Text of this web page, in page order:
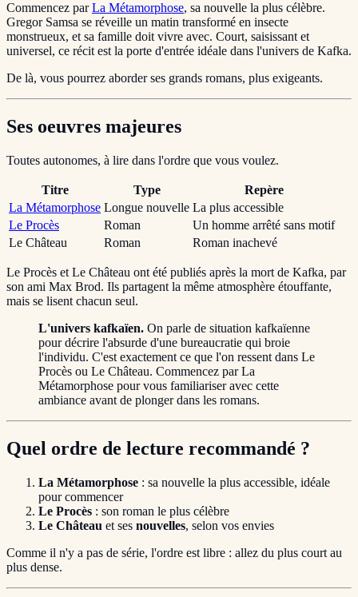
Commencez parLa Métamorphose, sa nouvelle la plus célèbre.
Gregor Samsa se réveille un matin transformé en insecte
monstrueux, et sa famille doit vivre avec. Court, saisissant et
universel, ce récit est la porte d'entrée idéale dans l'univers de Kafka.
De là, vous pourrez aborder ses grands romans, plus exigeants.
Ses oeuvres majeures
Toutes autonomes, à lire dans l'ordre que vous voulez.
Titre Type
Repère
La Métamorphose Longue nouvelle La plus accessible
Le Procès
Roman
Un homme arrêté sans motif
Le Château
Roman Roman inachevé
Le Procès et Le Château ont été publiés après la mort de Kafka, par
son ami Max Brod. Ils partagent la même atmosphère étouffante,
mais se lisent chacun seul.
L'univers kafkaïen. On parle de situation kafkaïenne
pour décrire l'absurde d'une bureaucratie qui broie
l'individu. C'est exactement ce que l'on ressent dans Le
Procès ou Le Château. Commencez par La
Métamorphose pour vous familiariser avec cette
ambiance avant de plonger dans les romans.
Quel ordre de lecture recommandé ?
La Métamorphose : sa nouvelle la plus accessible, idéale
pour commencer
Le Procès : son roman le plus célèbre
Le Château et ses nouvelles, selon vos envies
Comme il n'y a pas de série, l'ordre est libre : allez du plus court au
plus dense.